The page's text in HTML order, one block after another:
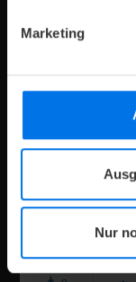
Marketing
Nur
V